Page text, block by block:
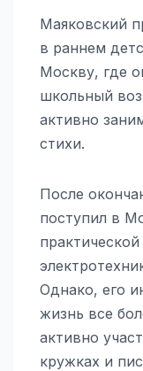
Маяковский
в раннем
Москву, где
школьный
активно
стихи.
После
поступил в
Однако, его
жизнь все
активно
кружках и